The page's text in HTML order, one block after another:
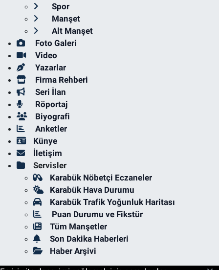
Spor
Manşet
Alt Manşet
Foto Galeri
Video
Yazarlar
Firma Rehberi
Seri İlan
Röportaj
Biyografi
Anketler
Künye
İletişim
Servisler
Karabük Nöbetçi Eczaneler
Karabük Hava Durumu
Karabük Trafik Yoğunluk Haritası
Puan Durumu ve Fikstür
Tüm Manşetler
Son Dakika Haberleri
Haber Arşivi